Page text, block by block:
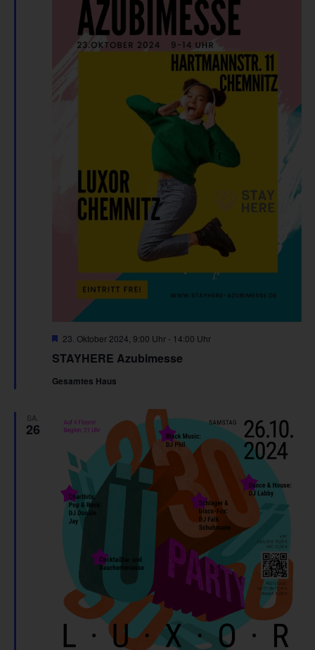
STAYHERE Azubimesse
Hervorgehoben
23. Oktober 2024, 9:00 Uhr- 14:00 Uhr
Gesamtes Haus
SA.
26